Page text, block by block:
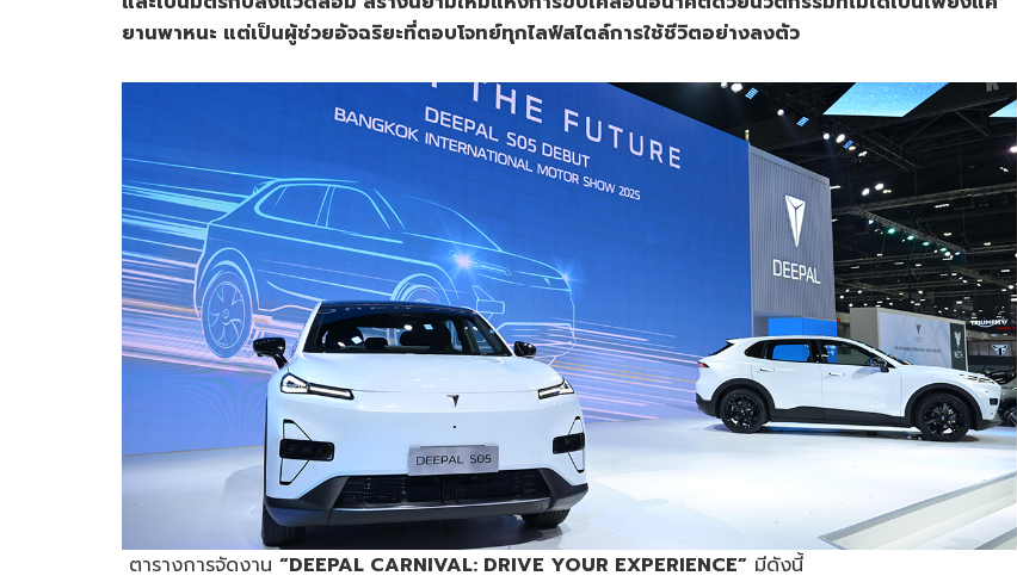
ยานพาหนะ แต่เป็นผู้ช่วยอัจฉริยะที่ตอบโจทย์ทุกไลฟ์สไตล์การใช้ชีวิตอย่างลงตัว
ตารางการจัดงาน “DEEPAL CARNIVAL: DRIVE YOUR EXPERIENCE” มีดังนี้